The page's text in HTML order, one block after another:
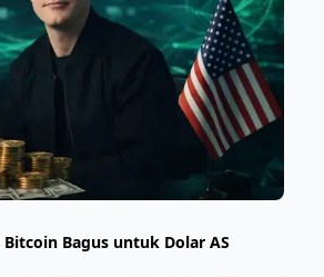
Bagus untuk Dolar AS